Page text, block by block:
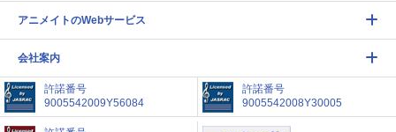
アニメイトのWebサービス
会社案内
許諾番号
9005542009Y56084
許諾番号
9005542008Y30005